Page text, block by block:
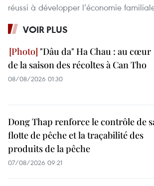
réussi à développer l’économie
VOIR PLUS
"Dâu da" Ha Chau : au cœur
de la saison des récoltes à Can Tho
08/08/2026 01:30
Dong Thap renforce le contrôle de
flotte de pêche et la traçabilité des
produits de la pêche
07/08/2026 09:21